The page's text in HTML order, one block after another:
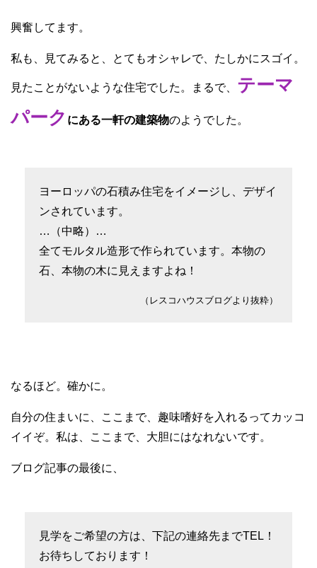
興奮してます。
私も、見てみると、とてもオシャレで、たしかにスゴイ。
見たことがないような住宅でした。まるで、 テーマ
パーク にある一軒の建築物のようでした。
ヨーロッパの石積み住宅をイメージし、デザイ
ンされています。
…（中略）…
全てモルタル造形で作られています。本物の
石、本物の木に見えますよね！
（レスコハウスブログより抜粋）
なるほど。確かに。
自分の住まいに、ここまで、趣味嗜好を入れるってカッコ
イイぞ。私は、ここまで、大胆にはなれないです。
ブログ記事の最後に、
見学をご希望の方は、下記の連絡先までTEL！
お待ちしております！